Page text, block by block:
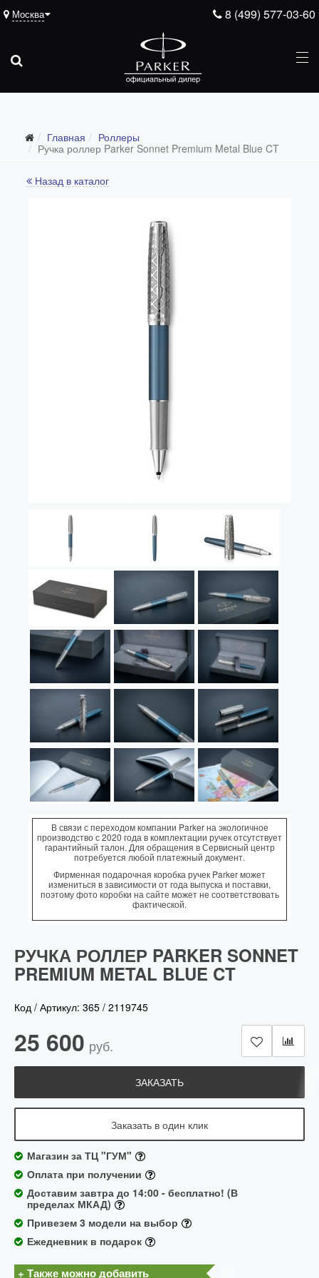
8 (499) 577-03-60
Москва
Главная
Роллеры
Ручка роллер Parker Sonnet Premium Metal Blue CT
Назад в каталог
В связи с переходом компании Parker на экологичное
производство с 2020 года в комплектации ручек отсутствует
гарантийный талон. Для обращения в Сервисный центр
потребуется любой платежный документ.
Фирменная подарочная коробка ручек Parker может
измениться в зависимости от года выпуска и поставки,
поэтому фото коробки на сайте может не соответствовать
фактической.
РУЧКА РОЛЛЕР PARKER SONNET
PREMIUM METAL BLUE CT
Код / Артикул: 365 / 2119745
25 600 руб.
ЗАКАЗАТЬ
Заказать в один клик
Магазин за ТЦ "ГУМ"
Оплата при получении
Доставим завтра до 14:00 - бесплатно! (В
пределах МКАД)
Привезем 3 модели на выбор
Ежедневник в подарок
+ Также можно добавить